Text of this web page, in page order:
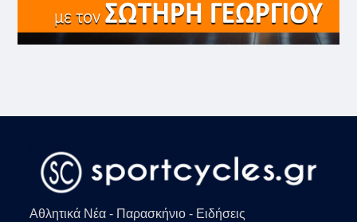
Αθλητικά Νέα - Παρασκήνιο - Ειδήσεις